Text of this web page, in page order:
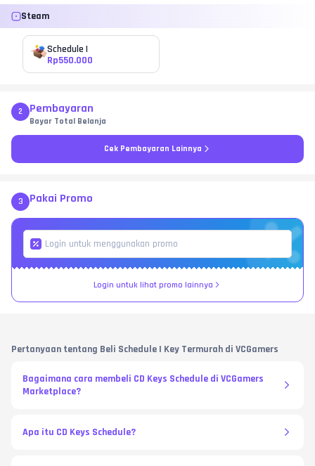
Steam
Schedule I
Rp550.000
2 Pembayaran
Bayar Total Belanja
Cek Pembayaran Lainnya
3 Pakai Promo
Login untuk lihat promo lainnya
Pertanyaan tentang Beli Schedule | Key Termurah di VCGamers
Bagaimana cara membeli CD Keys Schedule di VCGamers
Marketplace?
Apa itu CD Keys Schedule?